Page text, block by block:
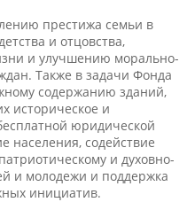
престижа семьи в
и отцовства,
и улучшению морально-
Также в задачи Фонда
содержанию зданий,
историческое и
юридической
содействие
и духовно-
и молодежи и поддержка
инициатив.